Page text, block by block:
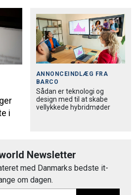
i
ANNONCEINDLÆG FRA
BARCO
Sådan er teknologi og
design med til at skabe
vellykkede hybridmøder
Newsletter
med Danmarks bedste it-
om dagen.